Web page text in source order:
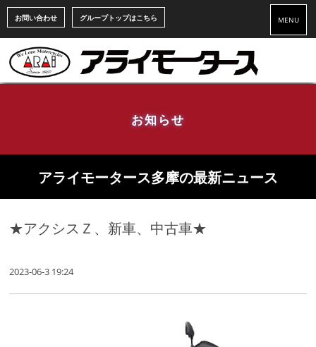
お問い合わせ グループトップはこちら MENU
お知らせ
アライモータース多摩の最新ニュース
★アクシスＺ、新車、中古車★
2023-06-3 19:24